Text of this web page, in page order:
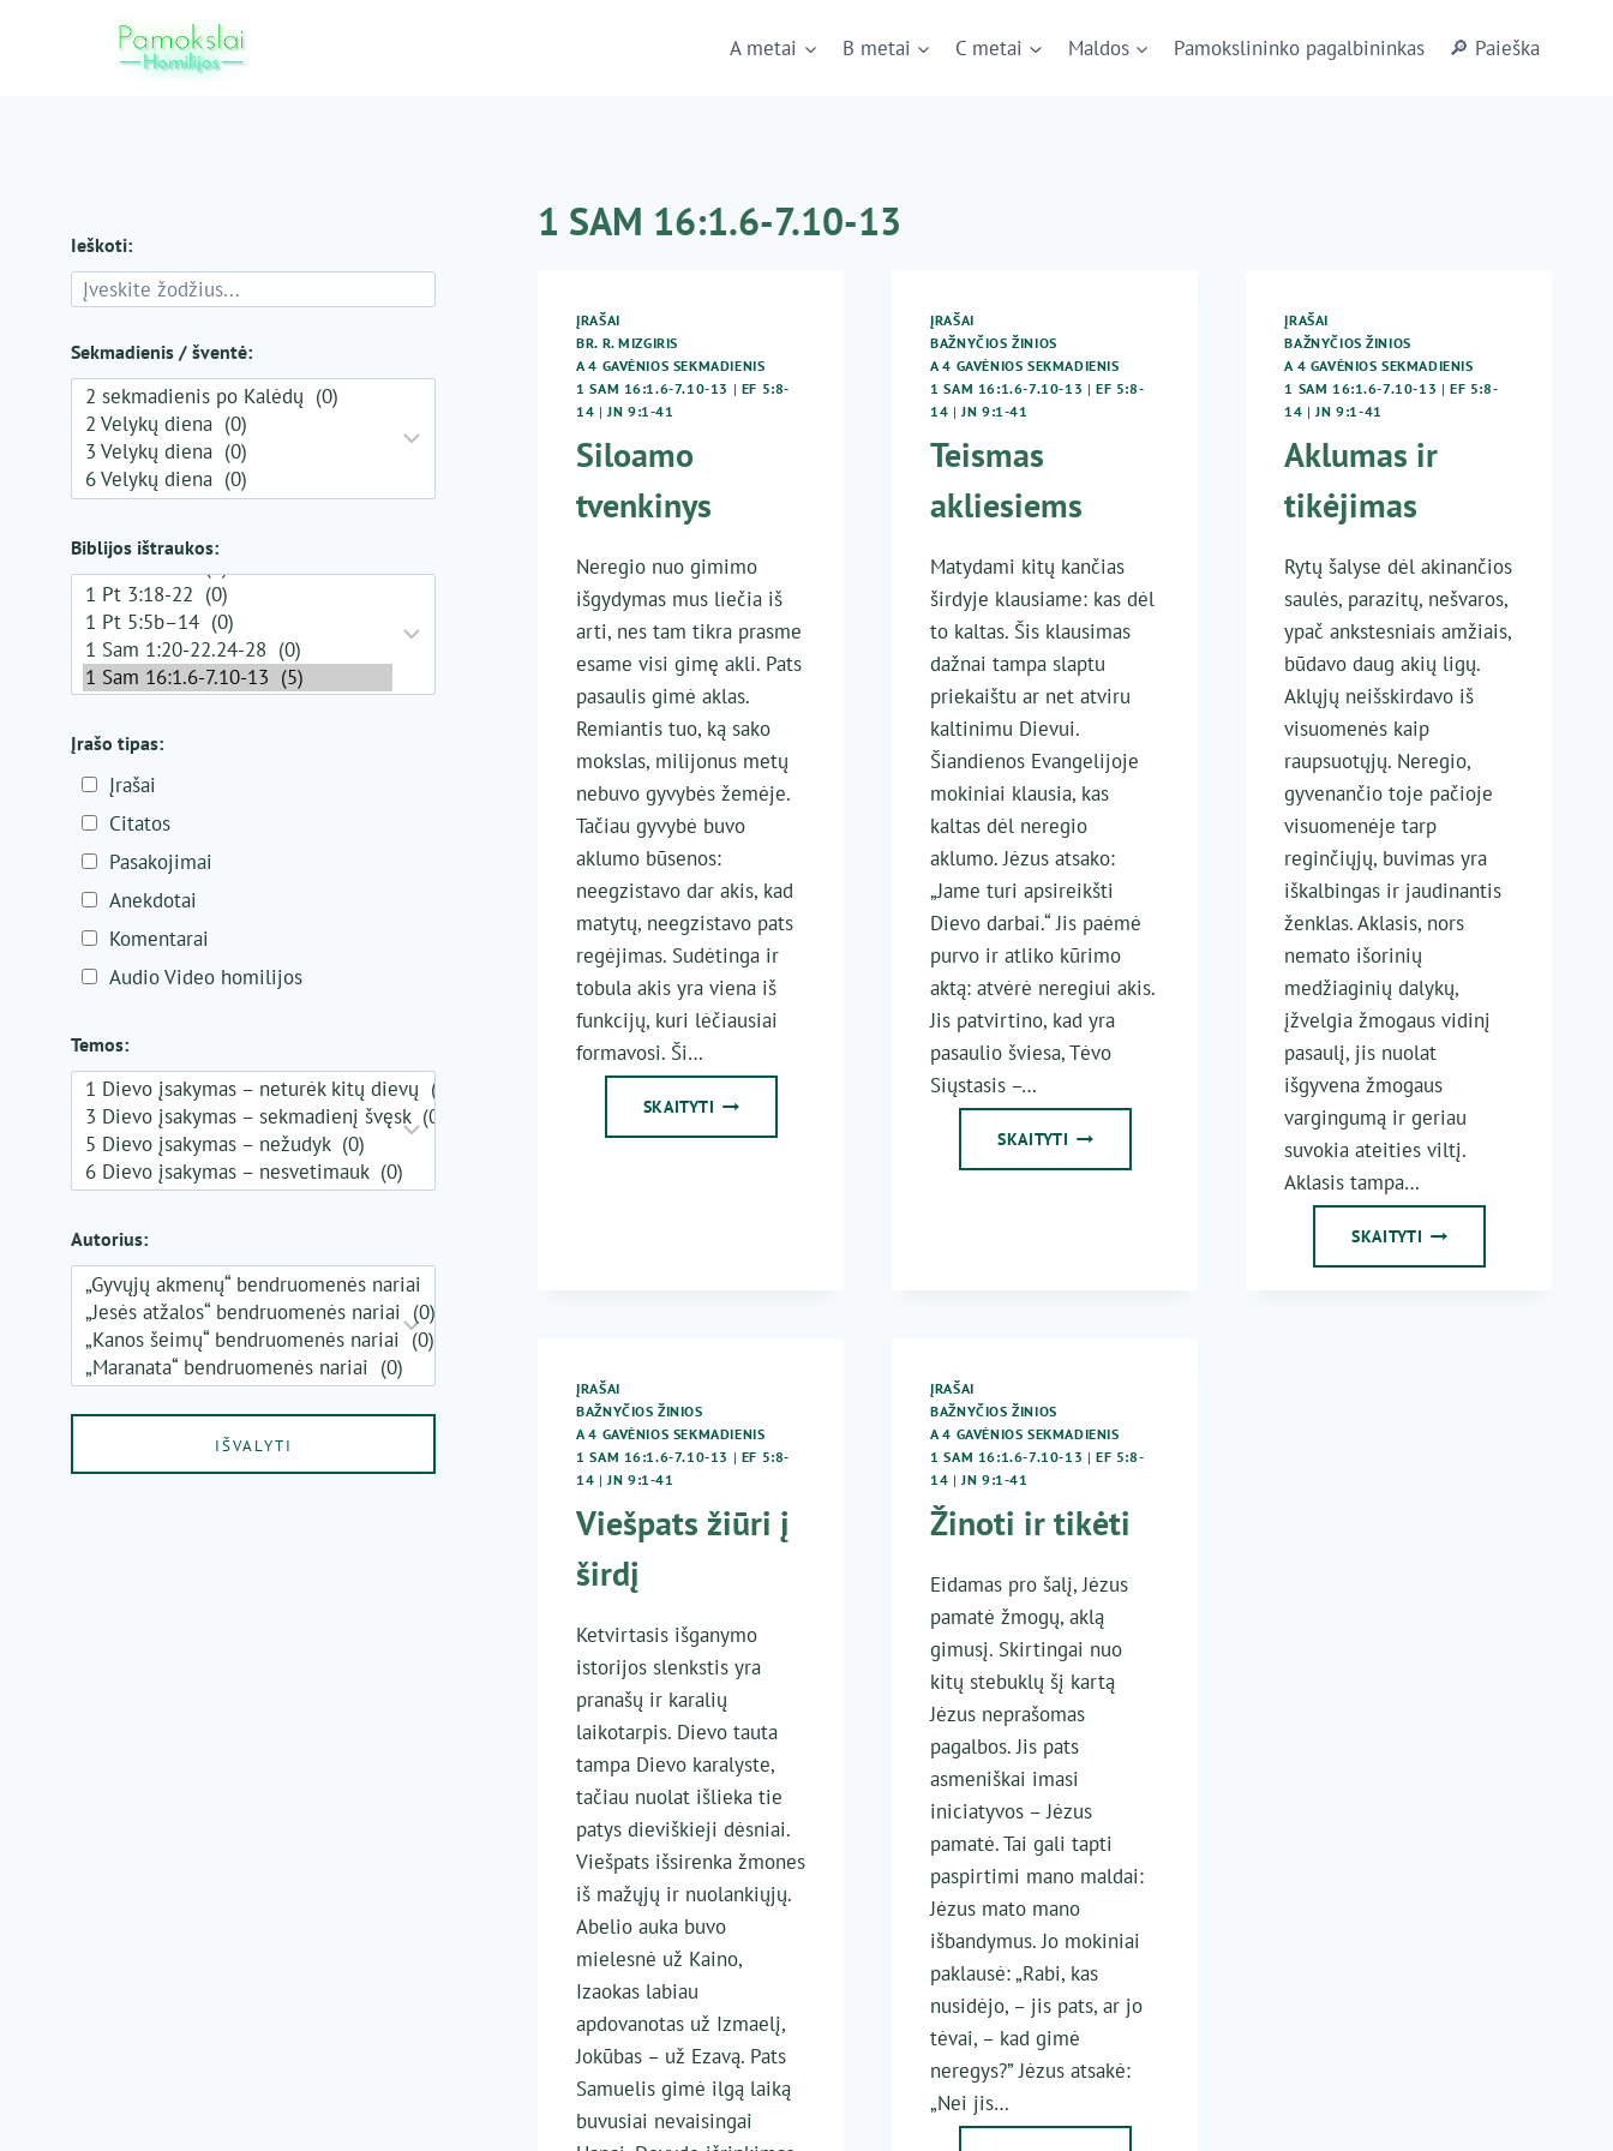
A metai B metai C metai Maldos Pamokslininko pagalbininkas 🔎 Paieška
1 SAM 16:1.6-7.10-13
ĮRAŠAI
BR. R. MIZGIRIS
A 4 GAVĖNIOS SEKMADIENIS
1 SAM 16:1.6-7.10-13 | EF 5:8-
14 |JN 9:1-41
Siloamo
tvenkinys
Neregio nuo gimimo
išgydymas mus liečia iš
arti, nes tam tikra prasme
esame visi gimę akli. Pats
pasaulis gimė aklas.
Remiantis tuo, ką sako
mokslas, milijonus metų
nebuvo gyvybės žemėje.
Tačiau gyvybė buvo
aklumo būsenos:
neegzistavo dar akis, kad
matytų, neegzistavo pats
regėjimas. Sudėtinga ir
tobula akis yra viena iš
funkcijų, kuri lėčiausiai
formavosi. Ši…
SKAITYTI SILOAMO
ĮRAŠAI
BAŽNYČIOS ŽINIOS
A 4 GAVĖNIOS SEKMADIENIS
1 SAM 16:1.6-7.10-13 | EF 5:8-
14 |JN 9:1-41
Teismas
akliesiems
Matydami kitų kančias
širdyje klausiame: kas dėl
to kaltas. Šis klausimas
dažnai tampa slaptu
priekaištu ar net atviru
kaltinimu Dievui.
Šiandienos Evangelijoje
mokiniai klausia, kas
kaltas dėl neregio
aklumo. Jėzus atsako:
„Jame turi apsireikšti
Dievo darbai.“ Jis paėmė
purvo ir atliko kūrimo
aktą: atvėrė neregiui akis.
Jis patvirtino, kad yra
pasaulio šviesa, Tėvo
Siųstasis –…
SKAITYTI TEISMAS
ĮRAŠAI
BAŽNYČIOS ŽINIOS
A 4 GAVĖNIOS SEKMADIENIS
1 SAM 16:1.6-7.10-13 |EF 5:8-
14 |JN 9:1-41
Aklumas ir
tikėjimas
Rytų šalyse dėl akinančios
saulės, parazitų, nešvaros,
ypač ankstesniais amžiais,
būdavo daug akių ligų.
Aklųjų neišskirdavo iš
visuomenės kaip
raupsuotųjų. Neregio,
gyvenančio toje pačioje
visuomenėje tarp
reginčiųjų, buvimas yra
iškalbingas ir jaudinantis
ženklas. Aklasis, nors
nemato išorinių
medžiaginių dalykų,
įžvelgia žmogaus vidinį
pasaulį, jis nuolat
išgyvena žmogaus
vargingumą ir geriau
suvokia ateities viltį.
Aklasis tampa…
SKAITYTI AKLUMAS
ĮRAŠAI
BAŽNYČIOS ŽINIOS
A 4 GAVĖNIOS SEKMADIENIS
1 SAM 16:1.6-7.10-13 | EF 5:8-
14 | JN 9:1-41
Viešpats žiūri į
širdį
Ketvirtasis išganymo
istorijos slenkstis yra
pranašų ir karalių
laikotarpis. Dievo tauta
tampa Dievo karalyste,
tačiau nuolat išlieka tie
patys dieviškieji dėsniai.
Viešpats išsirenka žmones
iš mažųjų ir nuolankiųjų.
Abelio auka buvo
mielesnė už Kaino,
Izaokas labiau
apdovanotas už Izmaelį,
Jokūbas – už Ezavą. Pats
Samuelis gimė ilgą laiką
buvusiai nevaisingai
ĮRAŠAI
BAŽNYČIOS ŽINIOS
A 4 GAVĖNIOS SEKMADIENIS
1 SAM 16:1.6-7.10-13 | EF 5:8-
14 | JN 9:1-41
Žinoti ir tikėti
Eidamas pro šalį, Jėzus
pamatė žmogų, aklą
gimusį. Skirtingai nuo
kitų stebuklų šį kartą
Jėzus neprašomas
pagalbos. Jis pats
asmeniškai imasi
iniciatyvos – Jėzus
pamatė. Tai gali tapti
paspirtimi mano maldai:
Jėzus mato mano
išbandymus. Jo mokiniai
paklausė: „Rabi, kas
nusidėjo, – jis pats, ar jo
tėvai, – kad gimė
neregys?” Jėzus atsakė:
„Nei jis…
Ieškoti:
Sekmadienis / šventė:
Biblijos ištraukos:
Įrašo tipas:
Įrašai
Citatos
Pasakojimai
Anekdotai
Komentarai
Audio Video homilijos
Temos:
Autorius: